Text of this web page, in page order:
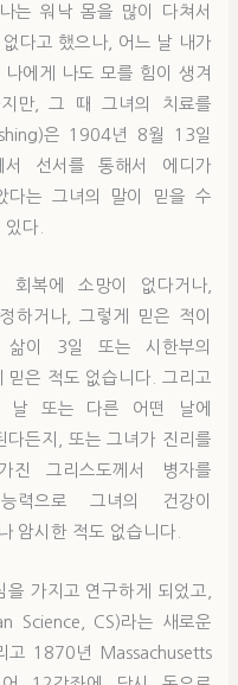
는 워낙 몸을 많이 다쳐서
다고 했으나, 어느 날 내가
에게 나도 모를 힘이 생겨
만, 그 때 그녀의 치료를
은 1904년 8월 13일
서 선서를 통해서 에디가
다는 그녀의 말이 믿을 수
다.
회복에 소망이 없다거나,
하거나, 그렇게 믿은 적이
삶이 3일 또는 시한부의
믿은 적도 없습니다. 그리고
날 또는 다른 어떤 날에
다든지, 또는 그녀가 진리를
진 그리스도께서 병자를
력으로 그녀의 건강이
암시한 적도 없습니다.
가지고 연구하게 되었고,
Science, CS)라는 새로운
고 1870년 Massachusetts